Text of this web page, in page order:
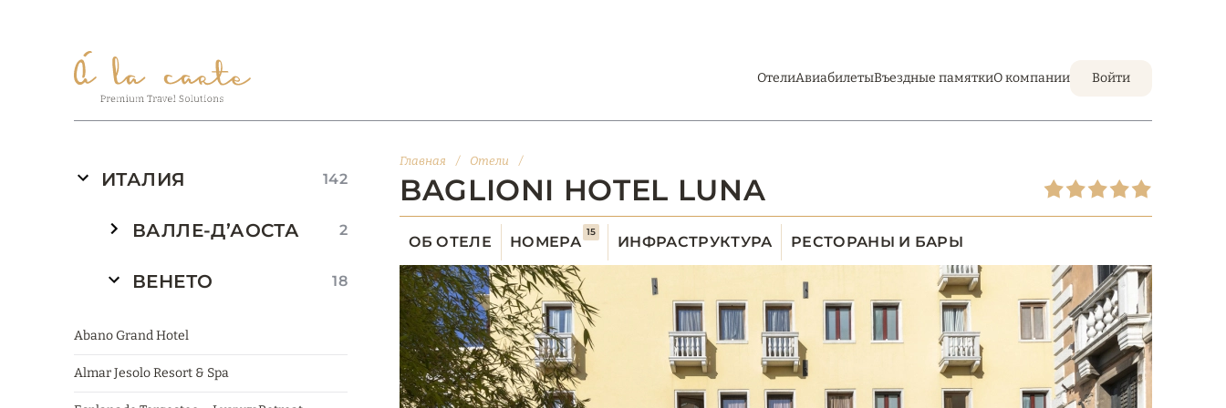
ОтелиАвиабилетыВъездные памяткиО компании Войти
ИТАЛИЯ 142
ВАЛЛЕ-Д’АОСТА 2
ВЕНЕТО 18
Abano Grand Hotel
Almar Jesolo Resort & Spa
Главная / Отели /
BAGLIONI HOTEL LUNA
ОБ ОТЕЛЕ НОМЕРА
15
ИНФРАСТРУКТУРА РЕСТОРАНЫ И БАРЫ